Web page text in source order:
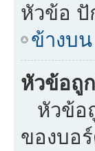
หัวข้อ ปั
ข้างบน
หัวข้อถู
หัวข้อ
ของบอ